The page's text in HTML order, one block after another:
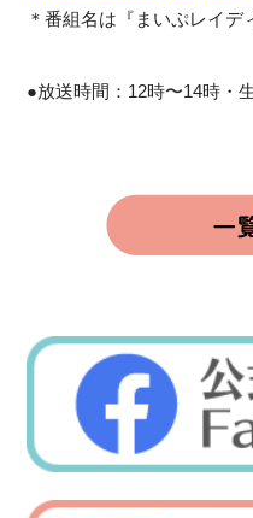
＊番組名は『まいぷレイデ
●放送時間：12時〜14時・